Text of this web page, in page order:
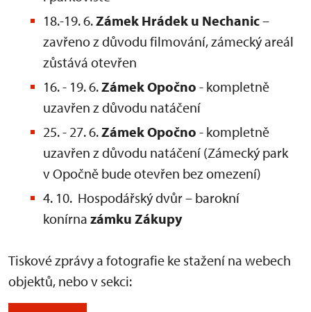
18.-19. 6.Zámek Hrádek u Nechanic–
zavřeno z důvodu filmování, zámecký areál
zůstává otevřen
16. - 19. 6.Zámek Opočno - kompletně
uzavřen z důvodu natáčení
25. - 27. 6.Zámek Opočno - kompletně
uzavřen z důvodu natáčení (Zámecký park
v Opočně bude otevřen bez omezení)
4. 10. Hospodářský dvůr – barokní
konírna zámku Zákupy
Tiskové zprávy a fotografie ke stažení na webech
objektů, nebo v sekci: